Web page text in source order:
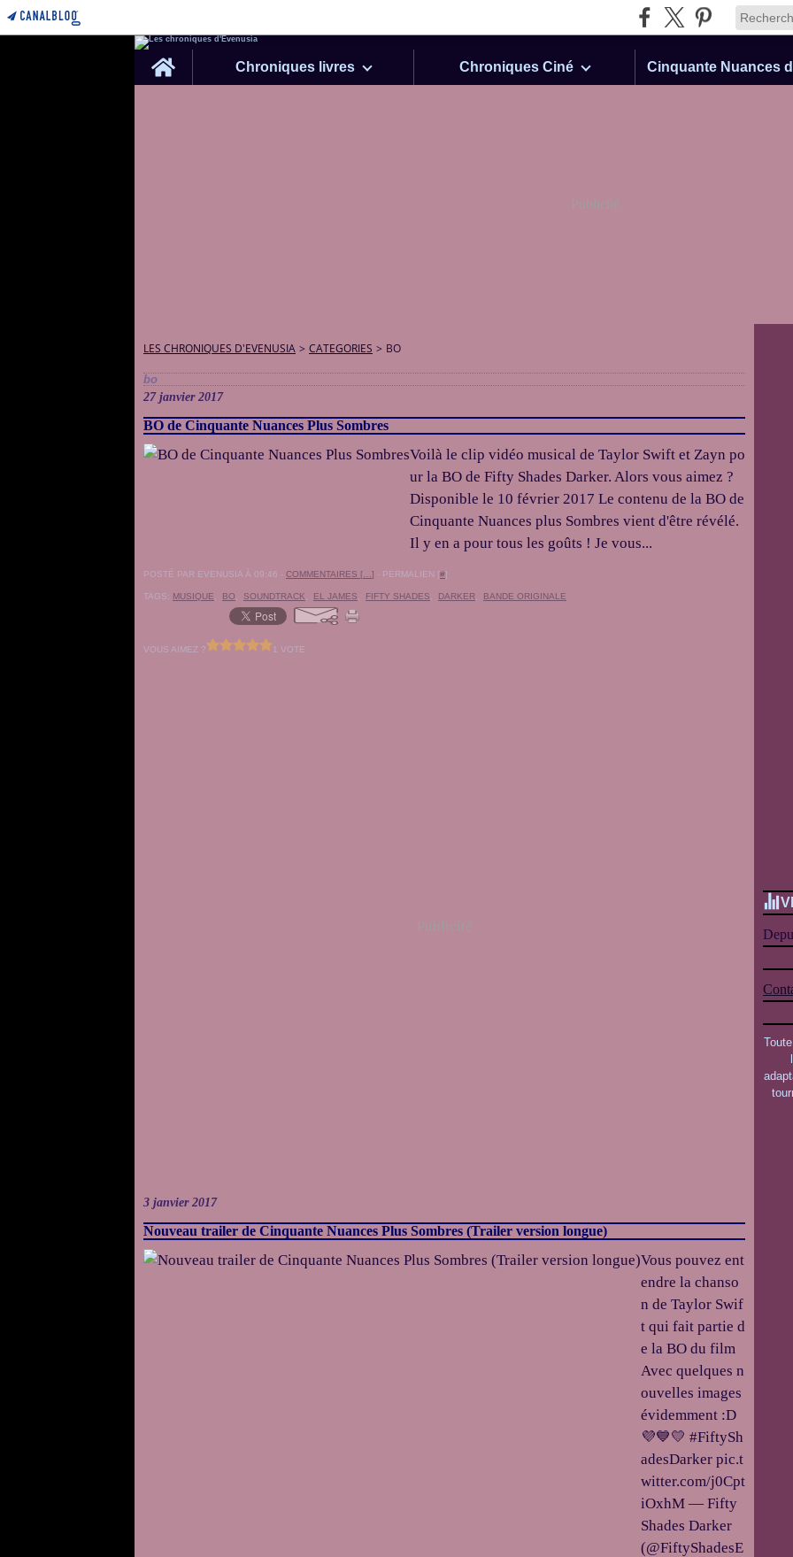
Home
Chroniques livres Chroniques Ciné
Publicité
LES CHRONIQUES D'EVENUSIA > CATEGORIES > BO
bo
27 janvier 2017
BO de Cinquante Nuances Plus Sombres
Voilà le clip vidéo musical de Taylor Swift et Zayn po
ur la BO de Fifty Shades Darker. Alors vous aimez ?
Disponible le 10 février 2017 Le contenu de la BO de
Cinquante Nuances plus Sombres vient d'être révélé.
Il y en a pour tous les goûts ! Je vous...
POSTÉ PAR EVENUSIA À 09:46 - COMMENTAIRES [ ] - PERMALIEN [#]
TAGS: MUSIQUE BO SOUNDTRACK EL JAMES FIFTY SHADES DARKER BANDE ORIGINALE
VOUS AIMEZ ? 1 VOTE
Publicité
3 janvier 2017
Nouveau trailer de Cinquante Nuances Plus Sombres (Trailer version longue)
Vous pouvez ent
endre la chanso
n de Taylor Swif
t qui fait partie d
e la BO du film
Avec quelques n
ouvelles images
évidemment :D
💜💙💛 #FiftySh
adesDarker pic.t
witter.com/j0Cpt
iOxhM — Fifty
Shades Darker
(@FiftyShadesE